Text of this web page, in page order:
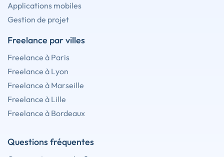
Applications mobiles
Gestion de projet
Freelance par villes
Freelance à Paris
Freelance à Lyon
Freelance à Marseille
Freelance à Lille
Freelance à Bordeaux
Questions fréquentes